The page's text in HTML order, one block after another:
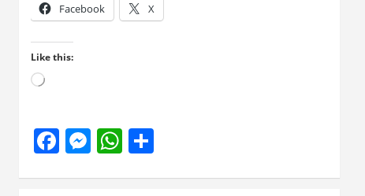
Facebook X
Like this:
Loading…
F
M W